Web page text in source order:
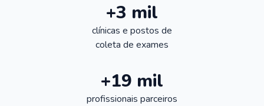
+3 mil
clínicas e postos de
coleta de exames
+19 mil
profissionais parceiros